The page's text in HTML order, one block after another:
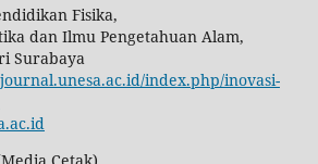
Fisika,
dan Ilmu Pengetahuan Alam,
Surabaya
index.php/inovasi-
Cetak)